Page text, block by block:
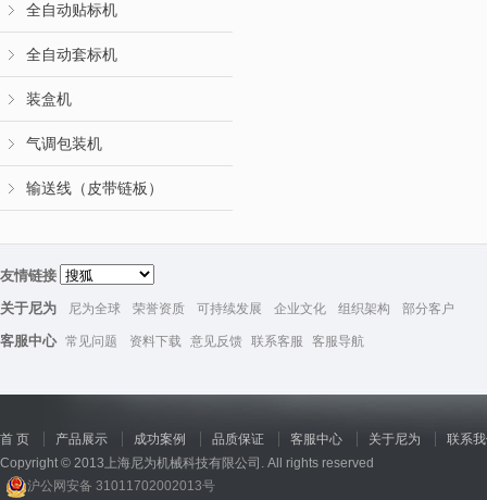
全自动贴标机
全自动套标机
装盒机
气调包装机
输送线（皮带链板）
友情链接
关于尼为
尼为全球 荣誉资质 可持续发展 企业文化 组织架构 部分客户
客服中心 常见问题 资料下载 意见反馈 联系客服 客服导航
首 页 产品展示 成功案例 品质保证 客服中心 关于尼为
联系
Copyright © 2013上海尼为机械科技有限公司. All rights reserved
沪公网安备 31011702002013号